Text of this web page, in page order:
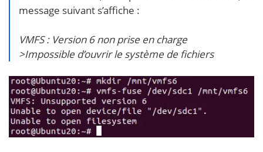
message suivant s’affiche :
VMFS : Version 6 non prise en charge
>Impossible d’ouvrir le système de fichiers